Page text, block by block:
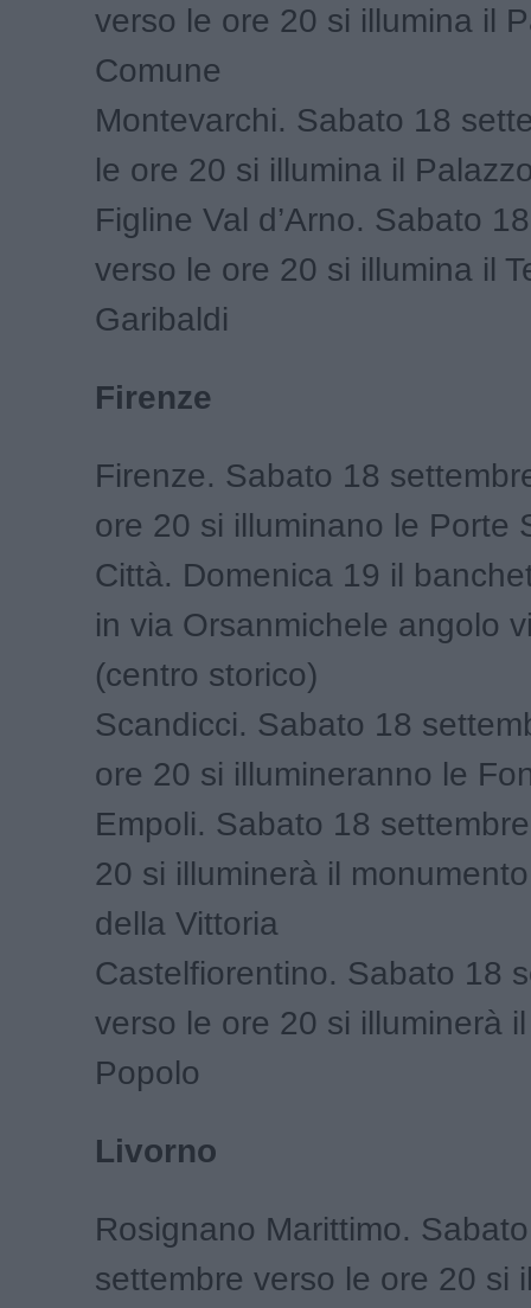
verso le ore 20 si illumina il
Comune
Montevarchi. Sabato 18
le ore 20 si illumina il
Figline Val d’Arno. Sabato
verso le ore 20 si illumina il
Garibaldi
Firenze
Firenze. Sabato 18
ore 20 si illuminano le Porte
Città. Domenica 19 il
in via Orsanmichele angolo
(centro storico)
Scandicci. Sabato 18
ore 20 si illumineranno le
Empoli. Sabato 18
20 si illuminerà il
della Vittoria
Castelfiorentino. Sabato 18
verso le ore 20 si illuminerà
Popolo
Livorno
Rosignano Marittimo.
settembre verso le ore 20 si